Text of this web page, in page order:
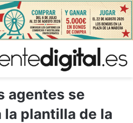
agentes se
la plantilla de la